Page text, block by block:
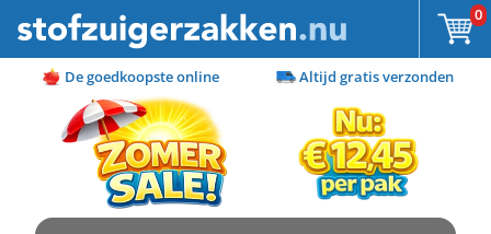
Ga naar de inhoud 0
De goedkoopste online Altijd gratis verzonden